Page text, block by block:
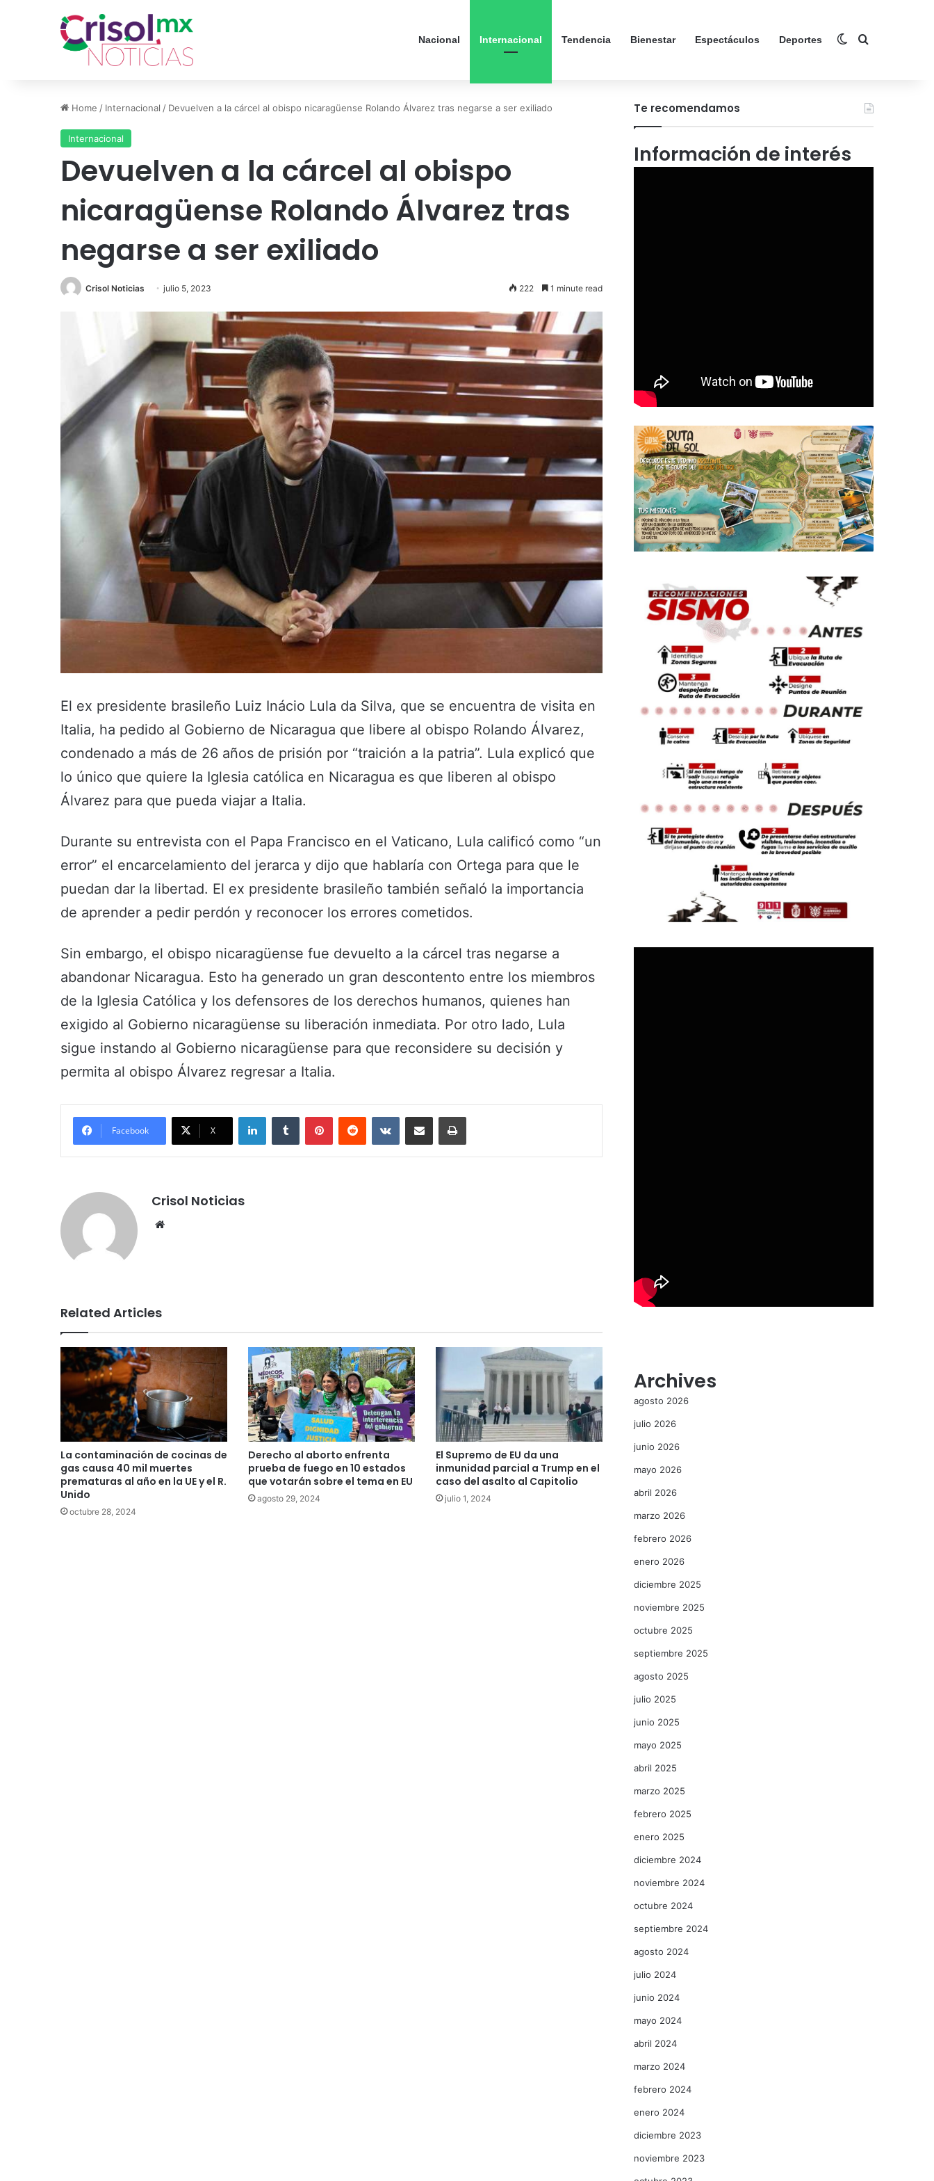
Nacional Internacional Tendencia Bienestar Espectáculos Deportes Switch skin
Search for
Home / Internacional / Devuelven a la cárcel al obispo nicaragüense Rolando Álvarez tras negarse a ser exiliado
Internacional
Devuelven a la cárcel al obispo
nicaragüense Rolando Álvarez tras
negarse a ser exiliado
Crisol Noticias julio 5, 2023 222 1 minute read
El ex presidente brasileño Luiz Inácio Lula da Silva, que se encuentra de visita en
Italia, ha pedido al Gobierno de Nicaragua que libere al obispo Rolando Álvarez,
condenado a más de 26 años de prisión por “traición a la patria”. Lula explicó que
lo único que quiere la Iglesia católica en Nicaragua es que liberen al obispo
Álvarez para que pueda viajar a Italia.
Durante su entrevista con el Papa Francisco en el Vaticano, Lula calificó como “un
error” el encarcelamiento del jerarca y dijo que hablaría con Ortega para que le
puedan dar la libertad. El ex presidente brasileño también señaló la importancia
de aprender a pedir perdón y reconocer los errores cometidos.
Sin embargo, el obispo nicaragüense fue devuelto a la cárcel tras negarse a
abandonar Nicaragua. Esto ha generado un gran descontento entre los miembros
de la Iglesia Católica y los defensores de los derechos humanos, quienes han
exigido al Gobierno nicaragüense su liberación inmediata. Por otro lado, Lula
sigue instando al Gobierno nicaragüense para que reconsidere su decisión y
permita al obispo Álvarez regresar a Italia.
Facebook X
Crisol Noticias
Related Articles
La contaminación de cocinas de
gas causa 40 mil muertes
prematuras al año en la UE y el R.
Unido
octubre 28, 2024
Derecho al aborto enfrenta
prueba de fuego en 10 estados
que votarán sobre el tema en EU
agosto 29, 2024
El Supremo de EU da una
inmunidad parcial a Trump en el
caso del asalto al Capitolio
julio 1, 2024
Te recomendamos
Información de interés
Archives
agosto 2026
julio 2026
junio 2026
mayo 2026
abril 2026
marzo 2026
febrero 2026
enero 2026
diciembre 2025
noviembre 2025
octubre 2025
septiembre 2025
agosto 2025
julio 2025
junio 2025
mayo 2025
abril 2025
marzo 2025
febrero 2025
enero 2025
diciembre 2024
noviembre 2024
octubre 2024
septiembre 2024
agosto 2024
julio 2024
junio 2024
mayo 2024
abril 2024
marzo 2024
febrero 2024
enero 2024
diciembre 2023
noviembre 2023